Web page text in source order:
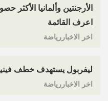
الأرجنتين وألمانيا
اعرف القائمة
اخر الاخباررياضة
ليفربول يستهدف خطف
اخر الاخباررياضة